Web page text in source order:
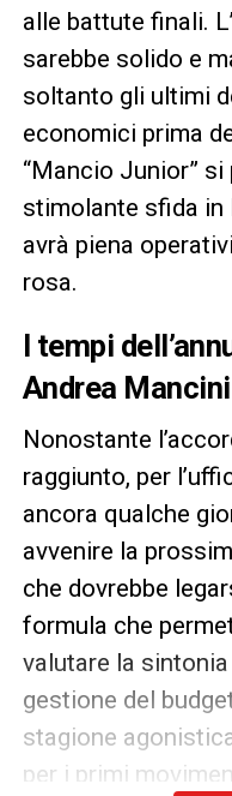
alle battute finali.
sarebbe solido e
soltanto gli ultimi
economici prima
“Mancio Junior”
stimolante sfida in
avrà piena
rosa.
I tempi
Andrea
Nonostante
raggiunto, per
ancora qualche
avvenire la
che dovrebbe
formula che
valutare la
gestione del
stagione
per i primi